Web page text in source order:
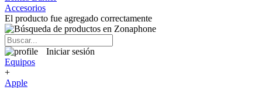
Accesorios
El producto fue agregado correctamente
Iniciar sesión
Equipos
+
Apple